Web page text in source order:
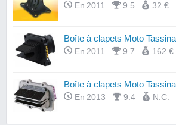
En 2011 9.5 32 €
Boîte à clapets Moto
En 2011 9.7 162 €
Boîte à clapets Moto
En 2013 9.4 N.C.